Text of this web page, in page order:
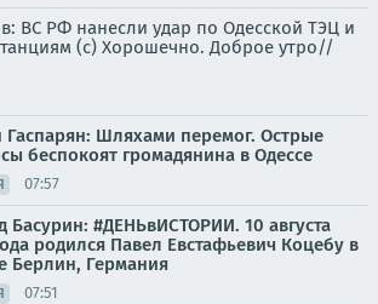
ВС РФ нанесли удар по Одесской ТЭЦ и
(с) Хорошечно. Доброе утро//
Гаспарян: Шляхами перемог. Острые
беспокоят громадянина в Одессе
07:57
Басурин: #ДЕНЬвИСТОРИИ. 10 августа
родился Павел Евстафьевич Коцебу в
Берлин, Германия
07:51